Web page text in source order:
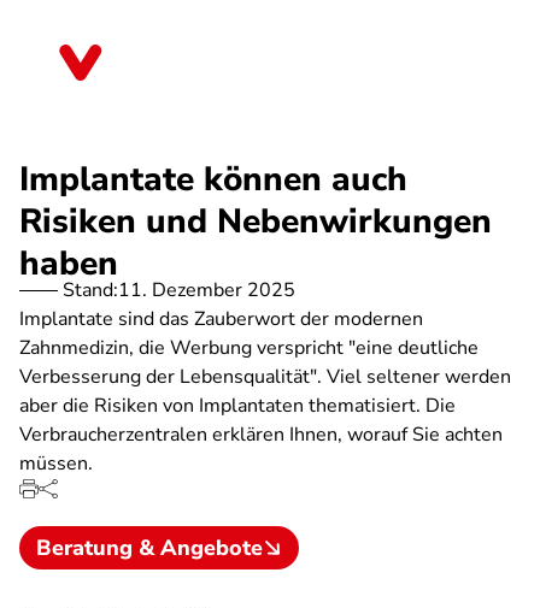
Implantate können auch
Risiken und Nebenwirkungen
haben
Stand:11. Dezember 2025
Implantate sind das Zauberwort der modernen
Zahnmedizin, die Werbung verspricht "eine deutliche
Verbesserung der Lebensqualität". Viel seltener werden
aber die Risiken von Implantaten thematisiert. Die
Verbraucherzentralen erklären Ihnen, worauf Sie achten
müssen.
Beratung & Angebote